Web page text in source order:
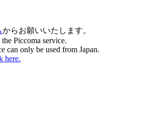
からお願いいたします。
Piccoma service.
can only be used from Japan.
here.